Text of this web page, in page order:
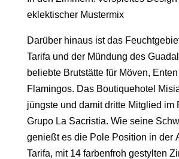
eklektischer Mustermix
Darüber hinaus ist das
Tarifa und der Mündung des
beliebte Brutstätte für Möven, Enten
Flamingos. Das Boutiquehotel
jüngste und damit dritte Mitglied im
Grupo La Sacristia. Wie seine
genießt es die Pole Position in der
Tarifa, mit 14 farbenfroh gestylten